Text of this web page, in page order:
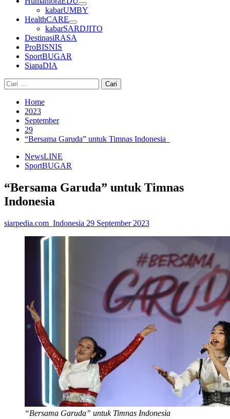
kabarUMBY
HealthCARE
kabarSARDJITO
DestinasiRASA
ProBISNIS
SportBUGAR
SiapaDIA
Cari
untuk:
Home
2023
September
29
“Bersama Garuda” untuk Timnas Indonesia
NewsLINE
SportBUGAR
“Bersama Garuda” untuk Timnas
Indonesia
siarpedia.com_Indonesia 29 September 2023
“Bersama Garuda” untuk Timnas Indonesia